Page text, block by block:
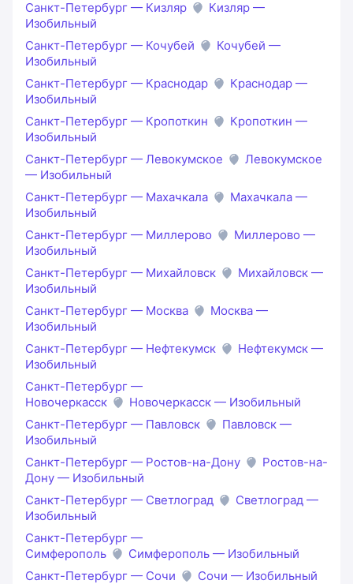
Санкт-Петербург — Кизляр
Кизляр —
Изобильный
Санкт-Петербург — Кочубей
Кочубей —
Изобильный
Санкт-Петербург — Краснодар
Краснодар —
Изобильный
Санкт-Петербург — Кропоткин
Кропоткин —
Изобильный
Санкт-Петербург — Левокумское
Левокумское
— Изобильный
Санкт-Петербург — Махачкала
Махачкала —
Изобильный
Санкт-Петербург — Миллерово
Миллерово —
Изобильный
Санкт-Петербург — Михайловск
Михайловск —
Изобильный
Санкт-Петербург — Москва
Москва —
Изобильный
Санкт-Петербург — Нефтекумск
Нефтекумск —
Изобильный
Санкт-Петербург —
Новочеркасск
Новочеркасск — Изобильный
Санкт-Петербург — Павловск
Павловск —
Изобильный
Санкт-Петербург — Ростов-на-Дону
Ростов-на-
Дону — Изобильный
Санкт-Петербург — Светлоград
Светлоград —
Изобильный
Санкт-Петербург —
Симферополь
Симферополь — Изобильный
Санкт-Петербург — Сочи
Сочи — Изобильный